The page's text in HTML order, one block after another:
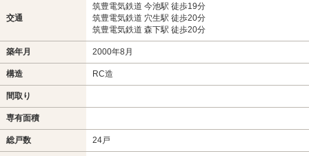
交通
筑豊電気鉄道 今池駅 徒歩19分
筑豊電気鉄道 穴生駅 徒歩20分
筑豊電気鉄道 森下駅 徒歩20分
築年月 2000年8月
構造 RC造
間取り
専有面積
総戸数 24戸